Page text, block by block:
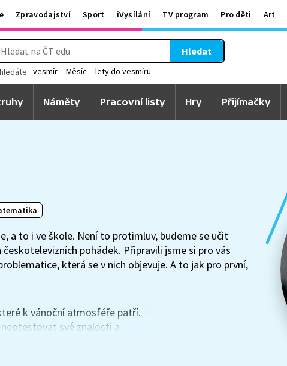
Zpravodajství Sport iVysílání TV program Pro děti Art
Hledat
vesmír Měsíc lety do vesmíru
Náměty Pracovní listy Hry Přijímačky
a to i ve škole. Není to protimluv, budeme se učit
pohádek. Připravili jsme si pro vás
která se v nich objevuje. A to jak pro první,
k vánoční atmosféře patří.
své znalosti a
ve třídě svátečního ducha a